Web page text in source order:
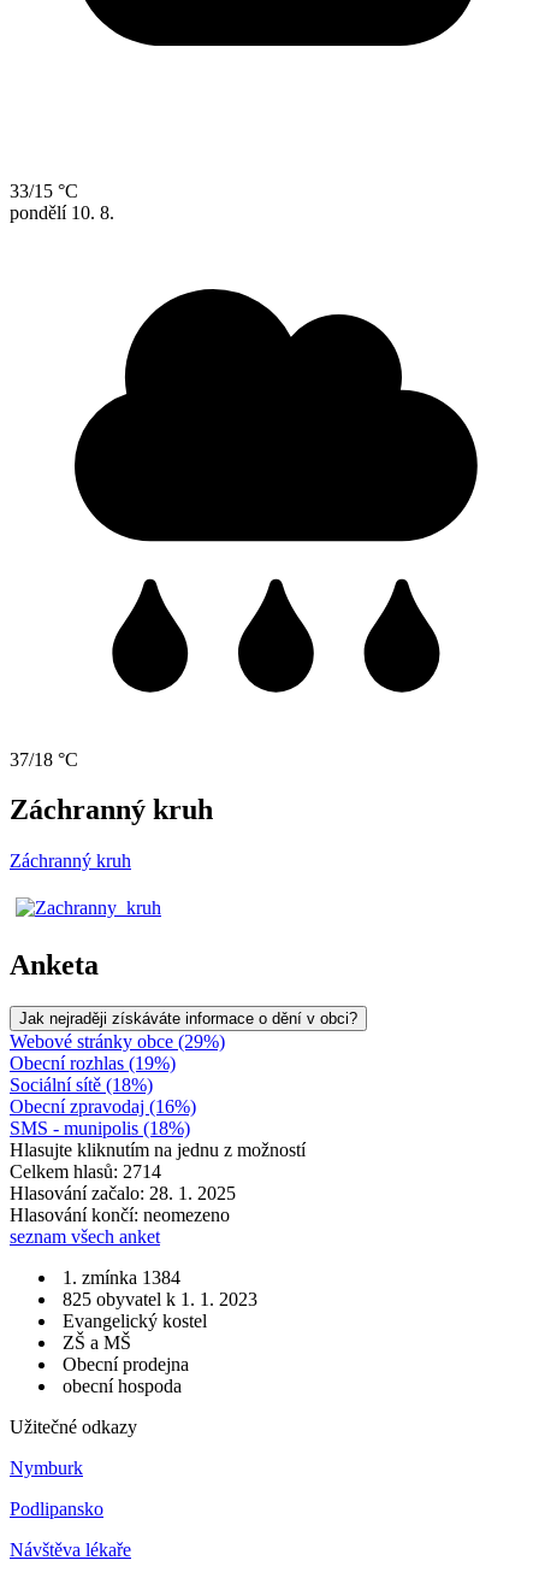
33/15 °C
pondělí 10. 8.
37/18 °C
Záchranný kruh
Záchranný kruh
Anketa
Jak nejraději získáváte informace o dění v obci?
Webové stránky obce (29%)
Obecní rozhlas (19%)
Sociální sítě (18%)
Obecní zpravodaj (16%)
SMS - munipolis (18%)
Hlasujte kliknutím na jednu z možností
Celkem hlasů: 2714
Hlasování začalo: 28. 1. 2025
Hlasování končí: neomezeno
seznam všech anket
1. zmínka 1384
825 obyvatel k 1. 1. 2023
Evangelický kostel
ZŠ a MŠ
Obecní prodejna
obecní hospoda
Užitečné odkazy
Nymburk
Podlipansko
Návštěva lékaře